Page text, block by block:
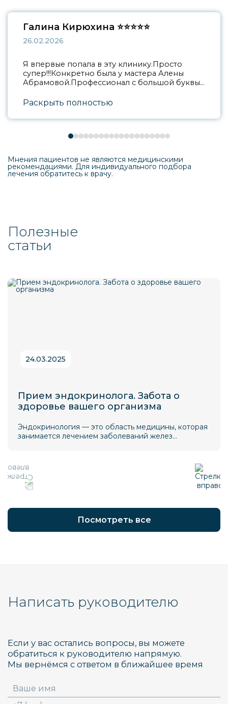
Галина Кирюхина ⭐⭐⭐⭐⭐
26.02.2026
Я впервые попала в эту клинику.Просто
супер!!!Конкретно была у мастера Алены
Абрамовой.Профессионал с большой буквы.
какие палитры подойдут.Одним словом
вышла из салона конфеткой. Я теперь буду
постоянной клиенткой.Всему персоналу
Мнения пациентов не являются медицинскими
рекомендациями. Для индивидуального подбора
лечения обратитесь к врачу.
Полезные
статьи
24.03.2025
Прием эндокринолога. Забота о
здоровье вашего организма
Эндокринология — это область медицины, которая
занимается лечением заболеваний желез
системы критически важно для поддержания
общего здоровья, энергии и гармонии организма.
Посмотреть все
Написать руководителю
Если у вас остались вопросы, вы можете
обратиться к руководителю напрямую.
Мы вернёмся с ответом в ближайшее время